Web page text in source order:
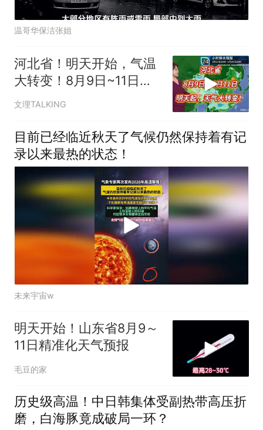
温哥华保洁张姐
河北省！明天开始，气温
大转变！8月9日~11日天
气预报
文理TALKING
目前已经临近秋天了气候仍然保持着有记
录以来最热的状态！
未来宇宙w
明天开始！山东省8月9～
11日精准化天气预报
毛豆的家
历史级高温！中日韩集体受副热带高压折
磨，白海豚竟成破局一环？